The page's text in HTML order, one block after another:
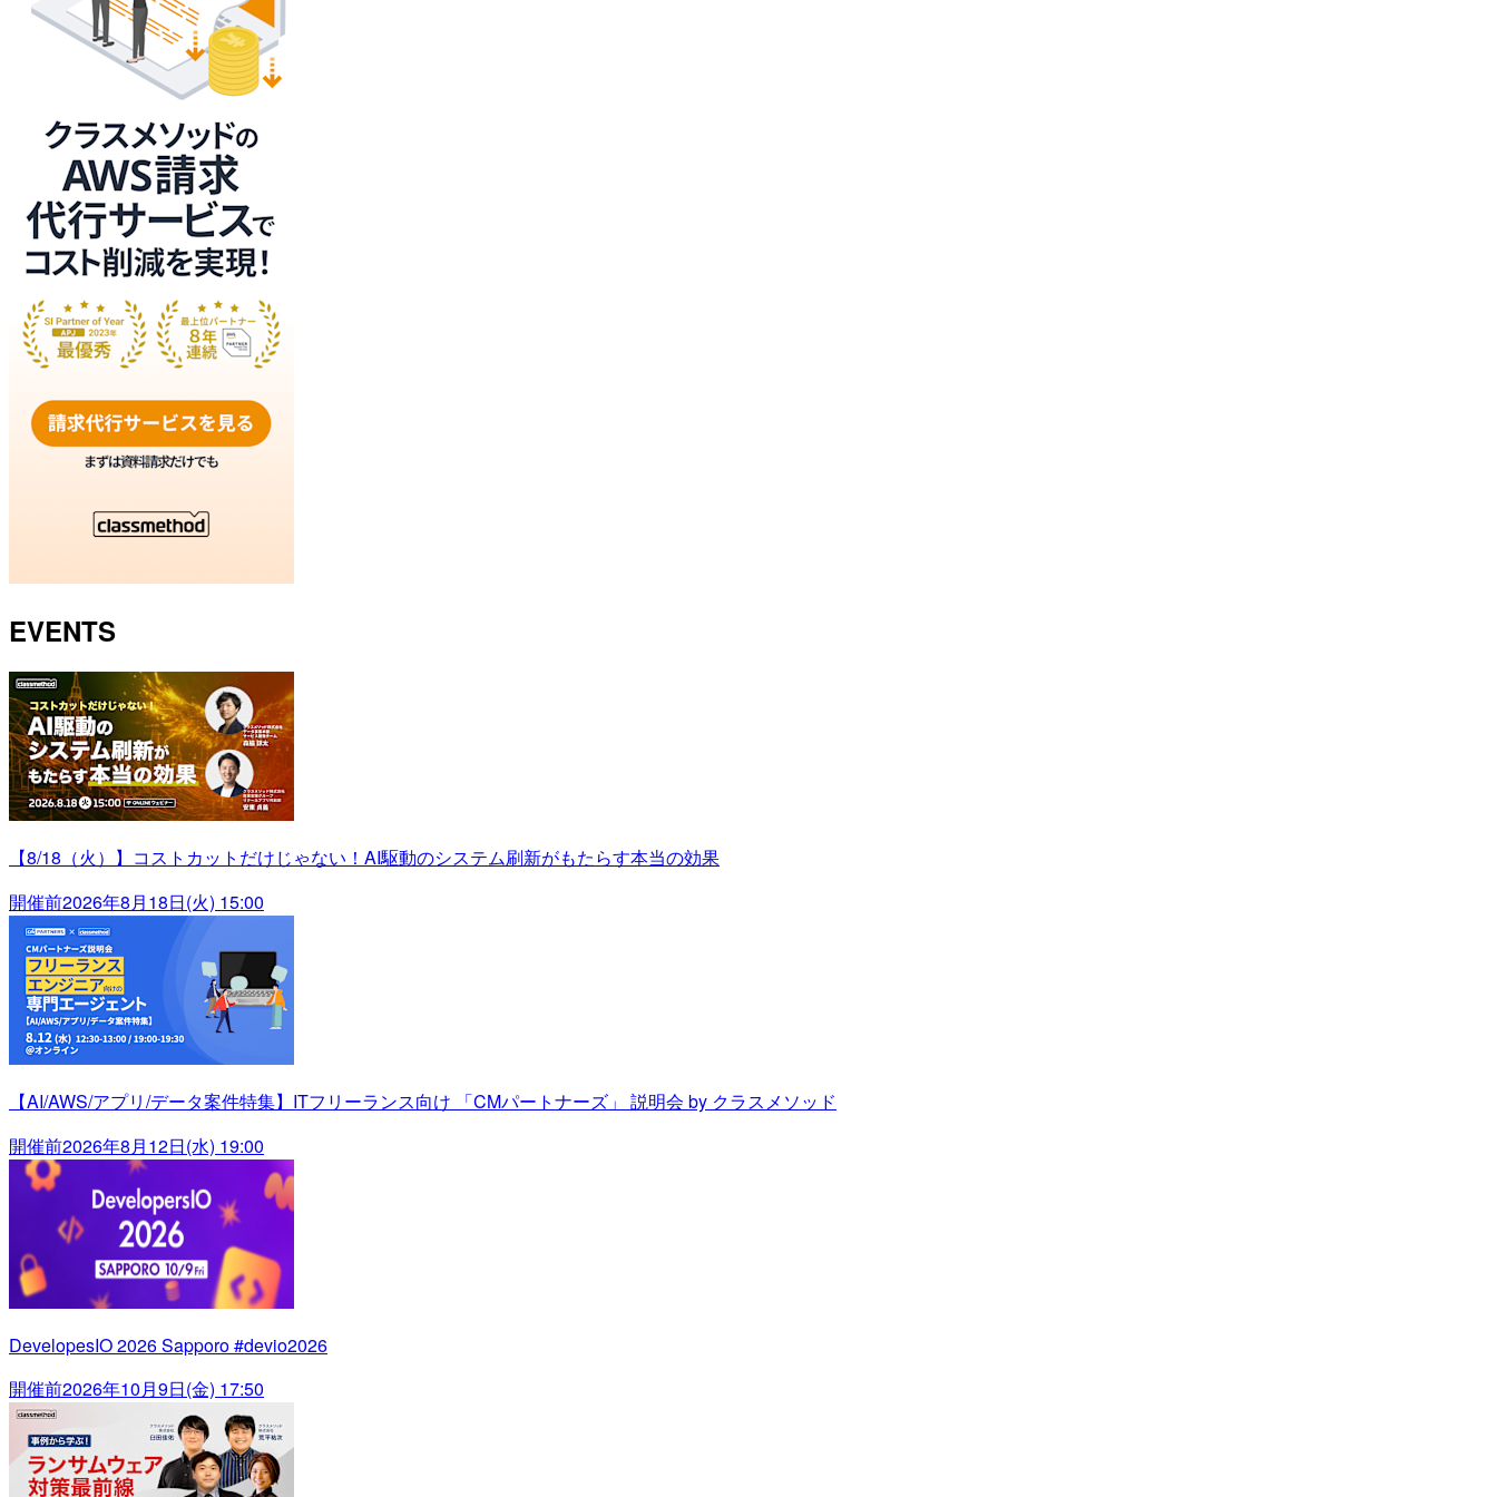
EVENTS
【8/18（火）】コストカットだけじゃない！AI駆動のシステム刷新がもたらす本当の効果
開催前2026年8月18日(火) 15:00
【AI/AWS/アプリ/データ案件特集】ITフリーランス向け 「CMパートナーズ」 説明会 by クラスメソッド
開催前2026年8月12日(水) 19:00
DevelopesIO 2026 Sapporo #devio2026
開催前2026年10月9日(金) 17:50